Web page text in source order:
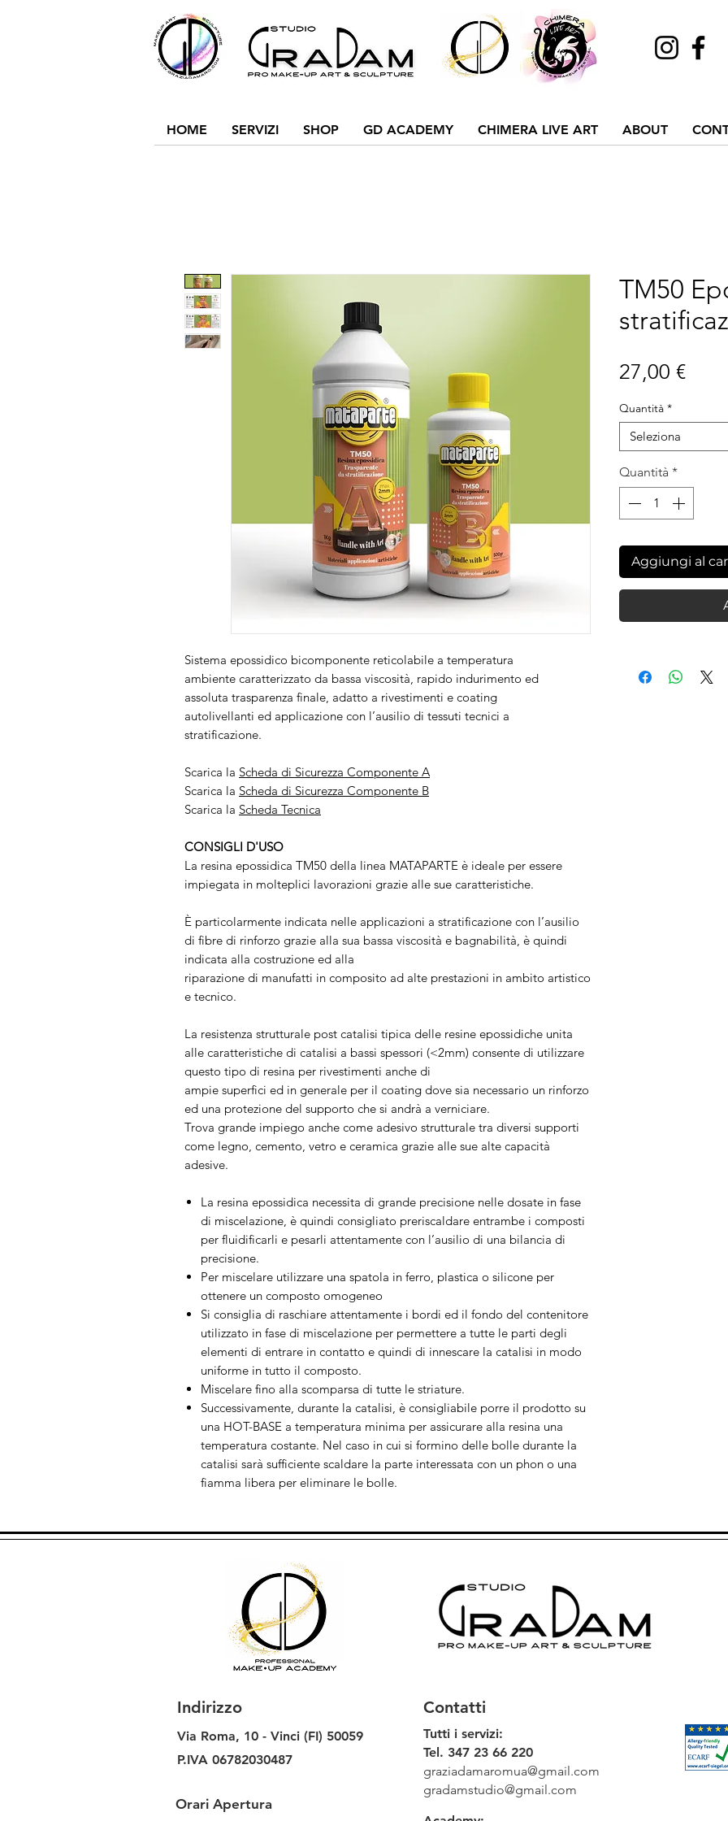
HOME SERVIZI SHOP GD ACADEMY CHIMERA LIVE ART ABOUT
Sistema epossidico bicomponente reticolabile a temperatura
ambiente caratterizzato da bassa viscosità, rapido indurimento ed
assoluta trasparenza finale, adatto a rivestimenti e coating
autolivellanti ed applicazione con l’ausilio di tessuti tecnici a
stratificazione.
Scarica la Scheda di Sicurezza Componente A
Scarica la Scheda di Sicurezza Componente B
Scarica la Scheda Tecnica
CONSIGLI D'USO
La resina epossidica TM50 della linea MATAPARTE è ideale per essere
impiegata in molteplici lavorazioni grazie alle sue caratteristiche.
È particolarmente indicata nelle applicazioni a stratificazione con l’ausilio
di fibre di rinforzo grazie alla sua bassa viscosità e bagnabilità, è quindi
indicata alla costruzione ed alla
riparazione di manufatti in composito ad alte prestazioni in ambito artistico
e tecnico.
La resistenza strutturale post catalisi tipica delle resine epossidiche unita
alle caratteristiche di catalisi a bassi spessori (<2mm) consente di utilizzare
questo tipo di resina per rivestimenti anche di
ampie superfici ed in generale per il coating dove sia necessario un rinforzo
ed una protezione del supporto che si andrà a verniciare.
Trova grande impiego anche come adesivo strutturale tra diversi supporti
come legno, cemento, vetro e ceramica grazie alle sue alte capacità
adesive.
La resina epossidica necessita di grande precisione nelle dosate in fase
di miscelazione, è quindi consigliato preriscaldare entrambe i composti
per fluidificarli e pesarli attentamente con l’ausilio di una bilancia di
precisione.
Per miscelare utilizzare una spatola in ferro, plastica o silicone per
ottenere un composto omogeneo
Si consiglia di raschiare attentamente i bordi ed il fondo del contenitore
utilizzato in fase di miscelazione per permettere a tutte le parti degli
elementi di entrare in contatto e quindi di innescare la catalisi in modo
uniforme in tutto il composto.
Miscelare fino alla scomparsa di tutte le striature.
Successivamente, durante la catalisi, è consigliabile porre il prodotto su
una HOT-BASE a temperatura minima per assicurare alla resina una
temperatura costante. Nel caso in cui si formino delle bolle durante la
catalisi sarà sufficiente scaldare la parte interessata con un phon o una
fiamma libera per eliminare le bolle.
TM50
27,00 €
Quantità *
Seleziona
Quantità *
Aggiungi al
Indirizzo
Via Roma, 10 - Vinci (FI) 50059
P.IVA 06782030487
Orari Apertura
Contatti
Tutti i servizi:
Tel. 347 23 66 220
graziadamaromua@gmail.com
gradamstudio@gmail.com